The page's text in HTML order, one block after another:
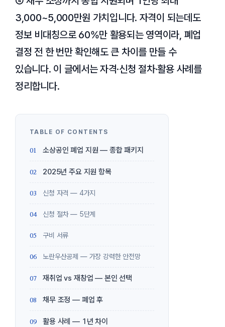
3,000~5,000만원 가치입니다. 자격이 되는데도
정보 비대칭으로 60%만 활용되는 영역이라, 폐업
결정 전 한 번만 확인해도 큰 차이를 만들 수
있습니다. 이 글에서는 자격·신청 절차·활용 사례를
정리합니다.
소상공인 폐업 지원 — 종합 패키지
2025년 주요 지원 항목
신청 자격 — 4가지
신청 절차 — 5단계
구비 서류
노란우산공제 — 가장 강력한 안전망
재취업 vs 재창업 — 본인 선택
채무 조정 — 폐업 후
활용 사례 — 1년 차이